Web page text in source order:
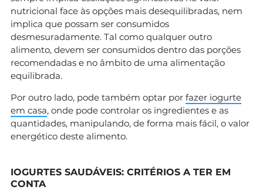
nutricional face às opções mais desequilibradas, nem
implica que possam ser consumidos
desmesuradamente. Tal como qualquer outro
alimento, devem ser consumidos dentro das porções
recomendadas e no âmbito de uma alimentação
equilibrada.
Por outro lado, pode também optar por fazer iogurte
em casa, onde pode controlar os ingredientes e as
quantidades, manipulando, de forma mais fácil, o valor
energético deste alimento.
IOGURTES SAUDÁVEIS: CRITÉRIOS A TER EM
CONTA